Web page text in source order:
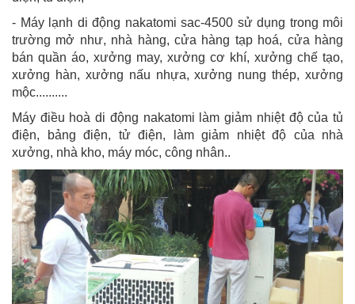
- Máy lạnh di động nakatomi sac-4500 sử dụng trong môi
trường mở như, nhà hàng, cửa hàng tạp hoá, cửa hàng
bán quần áo, xưởng may, xưởng cơ khí, xưởng chế tạo,
xưởng hàn, xưởng nấu nhựa, xưởng nung thép, xưởng
mộc..........
Máy điều hoà di động nakatomi làm giảm nhiệt độ của tủ
điện, bảng điện, tử điện, làm giảm nhiệt độ của nhà
xưởng, nhà kho, máy móc, công nhân..